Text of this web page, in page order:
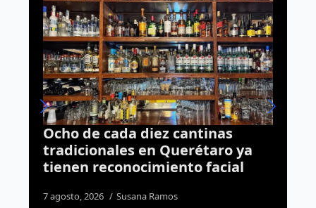
cantinas
Querétaro ya
facial
Querétaro, primer
país en implementar
para fortalecer el